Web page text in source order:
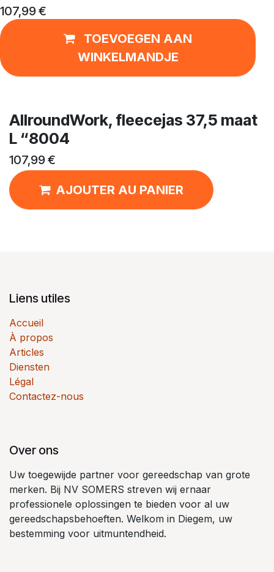
107,99€
TOEVOEGEN AAN
WINKELMANDJE
AllroundWork, fleecejas 37,5 maat
L “8004
107,99€
AJOUTER AU PANIER
Liens utiles
Accueil
À propos
Articles
Diensten
Légal
Contactez-nous
Over ons
Uw toegewijde partner voor gereedschap van grote
merken. Bij NV SOMERS streven wij ernaar
professionele oplossingen te bieden voor al uw
gereedschapsbehoeften. Welkom in Diegem, uw
bestemming voor uitmuntendheid.